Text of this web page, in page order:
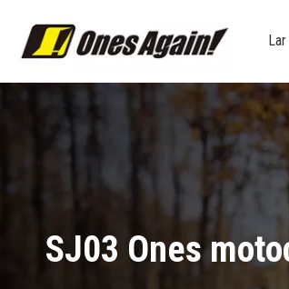
Lar
SJ03 Ones